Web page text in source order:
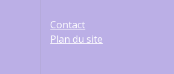
Contact
Plan du site